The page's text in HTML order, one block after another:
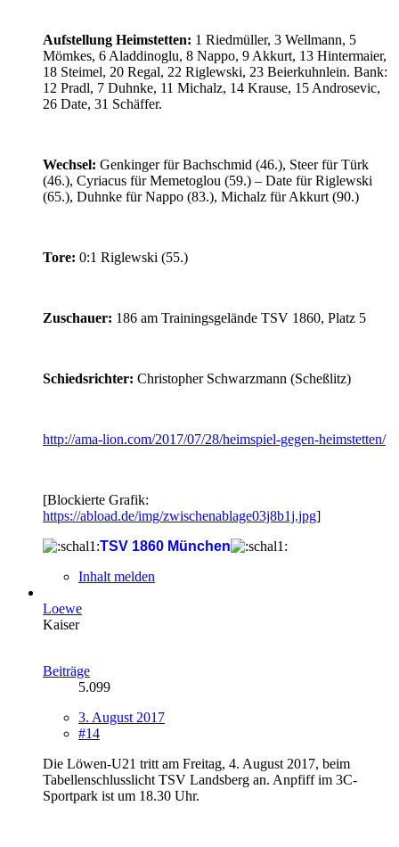
Aufstellung Heimstetten: 1 Riedmüller, 3 Wellmann, 5
Mömkes, 6 Aladdinoglu, 8 Nappo, 9 Akkurt, 13 Hintermaier,
18 Steimel, 20 Regal, 22 Riglewski, 23 Beierkuhnlein. Bank:
12 Pradl, 7 Duhnke, 11 Michalz, 14 Krause, 15 Androsevic,
26 Date, 31 Schäffer.
Wechsel: Genkinger für Bachschmid (46.), Steer für Türk
(46.), Cyriacus für Memetoglou (59.) – Date für Riglewski
(65.), Duhnke für Nappo (83.), Michalz für Akkurt (90.)
Tore: 0:1 Riglewski (55.)
Zuschauer: 186 am Trainingsgelände TSV 1860, Platz 5
Schiedsrichter: Christopher Schwarzmann (Scheßlitz)
http://ama-lion.com/2017/07/28/heimspiel-gegen-heimstetten/
[Blockierte Grafik:
https://abload.de/img/zwischenablage03j8b1j.jpg]
TSV 1860 München
Inhalt melden
Loewe
Kaiser
Beiträge
5.099
3. August 2017
#14
Die Löwen-U21 tritt am Freitag, 4. August 2017, beim
Tabellenschlusslicht TSV Landsberg an. Anpfiff im 3C-
Sportpark ist um 18.30 Uhr.